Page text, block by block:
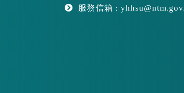
服務信箱 :